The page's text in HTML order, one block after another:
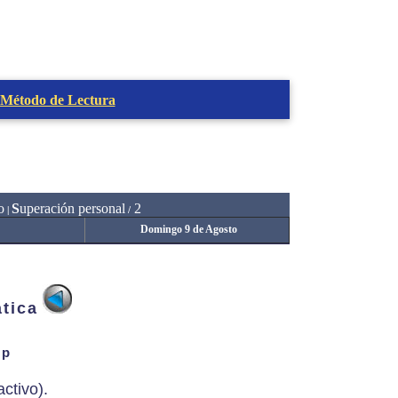
de Lectura
| Superación personal / 2
Domingo 9 de Agosto